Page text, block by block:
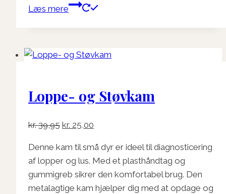
Læs mere
Loppe- og Støvkam
kr.39,95 Den
pris
var:
kr. 39,95.
kr. 25,00
pris
er:
kr. 25,00.
Denne kam til små dyr er ideel til diagnosticering
af lopper og lus. Med et plasthåndtag og
gummigreb sikrer den komfortabel brug. Den
metalagtige kam hjælper dig med at opdage og